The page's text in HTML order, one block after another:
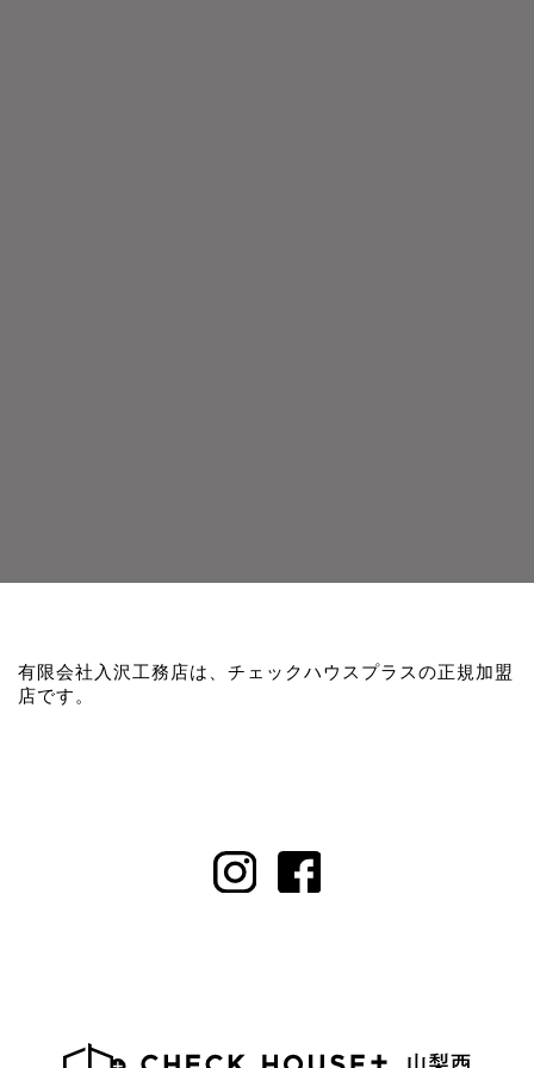
有限会社入沢工務店は、チェックハウスプラスの正規加盟
店です。